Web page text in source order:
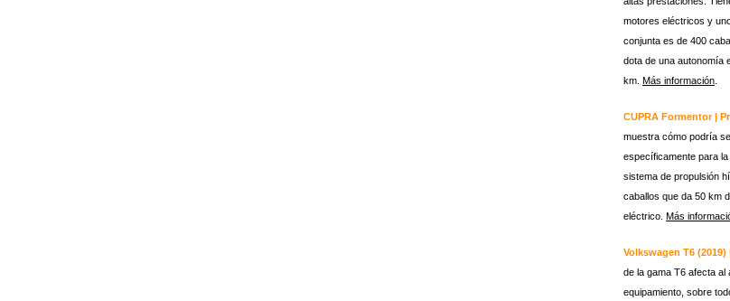
motores eléctricos y
conjunta es de 400
dota de una autonomía
km. Más información
CUPRA Formentor |
muestra cómo podría
específicamente para
sistema de propulsión
caballos que da 50 km
eléctrico. Más
Volkswagen T6 (2019)
de la gama T6 afecta al
equipamiento, sobre